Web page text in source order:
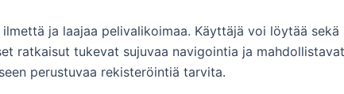
ja laajaa pelivalikoimaa. Käyttäjä voi löytää
ratkaisut tukevat sujuvaa navigointia ja
perustuvaa rekisteröintiä tarvita.